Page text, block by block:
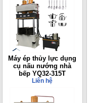
Máy ép thủy lực dụng
cụ nấu nướng nhà
bếp YQ32-315T
Liên hệ